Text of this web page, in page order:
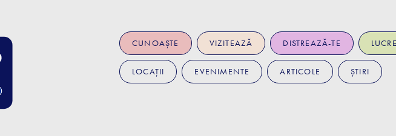
CUNOAȘTE VIZITEAZĂ DISTREAZĂ-TE
LOCAȚII EVENIMENTE ARTICOLE ȘTIRI